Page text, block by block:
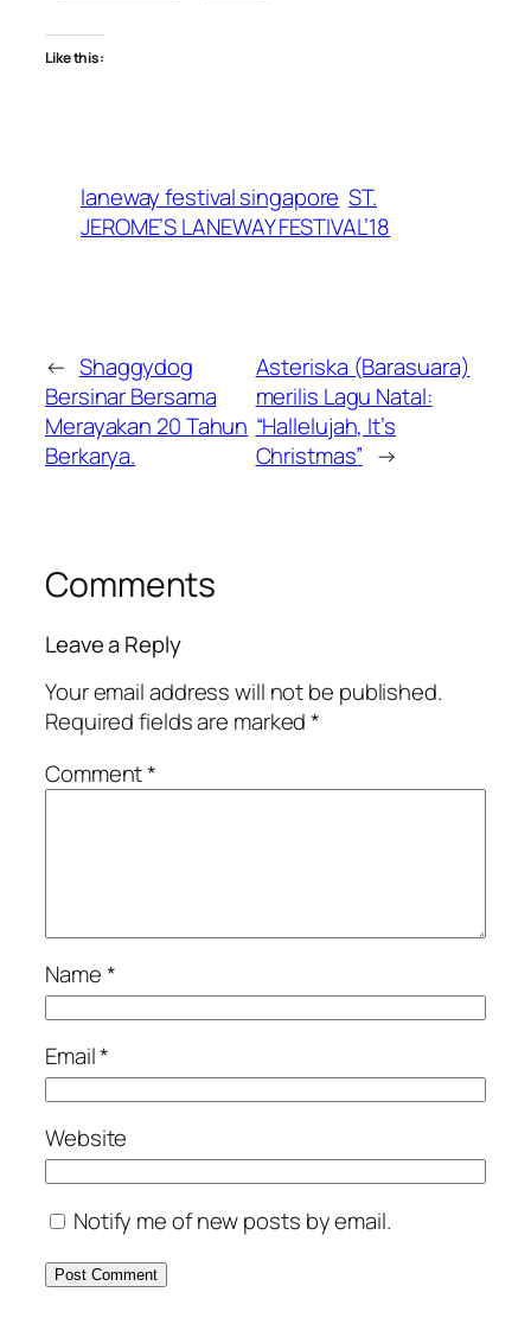
Like this:
laneway festival singapore ST.
JEROME’S LANEWAY FESTIVAL’18
← Shaggydog
Bersinar Bersama
Merayakan 20 Tahun
Berkarya.
Asteriska (Barasuara)
merilis Lagu Natal:
“Hallelujah, It’s
Christmas” →
Comments
Leave a Reply
Your email address will not be published.
Required fields are marked*
Comment*
Name*
Email*
Website
Notify me of new posts by email.